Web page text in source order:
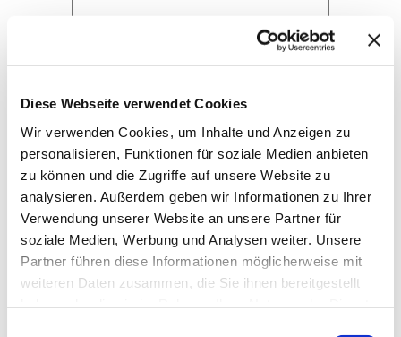
Diese Webseite verwendet Cookies
Wir verwenden Cookies, um Inhalte und Anzeigen zu
personalisieren, Funktionen für soziale Medien anbieten
zu können und die Zugriffe auf unsere Website zu
analysieren. Außerdem geben wir Informationen zu Ihrer
Verwendung unserer Website an unsere Partner für
soziale Medien, Werbung und Analysen weiter. Unsere
Partner führen diese Informationen möglicherweise mit
weiteren Daten zusammen, die Sie ihnen bereitgestellt
E-Mail-Adresse*
Website